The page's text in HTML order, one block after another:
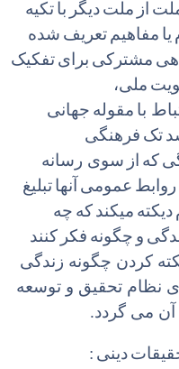
از ملتدیگر باتکیه
یا مفاهیمتعریف شده
مشترکی برایتفکیک
ملی،
با مقوله جهانی
تک فرهنگی
که از سوی رسانه
روابط عمومی آنهاتبلیغ
دیکته میکندکه چه
و چگونه فکر کنند
کردن چگونه زندگی
نظام تحقیق و توسعه
می گردد.
دینی :